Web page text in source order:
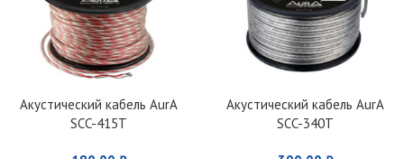
Акустический кабель AurA
SCC-415T
Акустический кабель AurA
SCC-340T